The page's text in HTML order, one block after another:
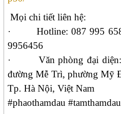
Mọi chi tiết liên hệ:
·
Hotline:087 995
9956456
·
Văn phòng đại
đường Mễ Trì, phường Mỹ
Tp. Hà Nội, Việt Nam
#phaothamdau